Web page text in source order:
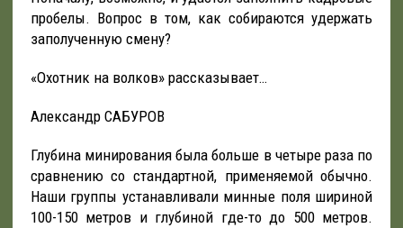
пробелы. Вопрос в том, как собираются удержать
заполученную смену?
«Охотник на волков» рассказывает…
Александр САБУРОВ
Глубина минирования была больше в четыре раза по
сравнению со стандартной, применяемой обычно.
Наши группы устанавливали минные поля шириной
100-150 метров и глубиной где-то до 500 метров.